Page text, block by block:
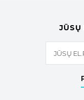
JŪSŲ